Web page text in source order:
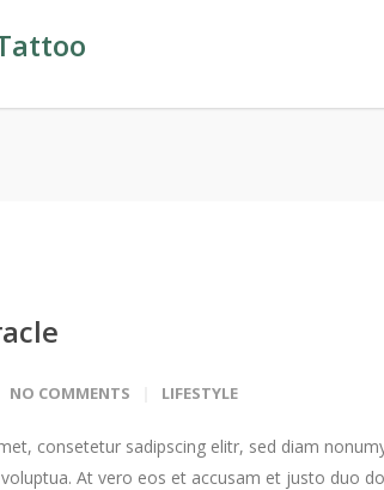
NO COMMENTS LIFESTYLE
consetetur sadipscing elitr, sed diam
At vero eos et accusam et justo duo